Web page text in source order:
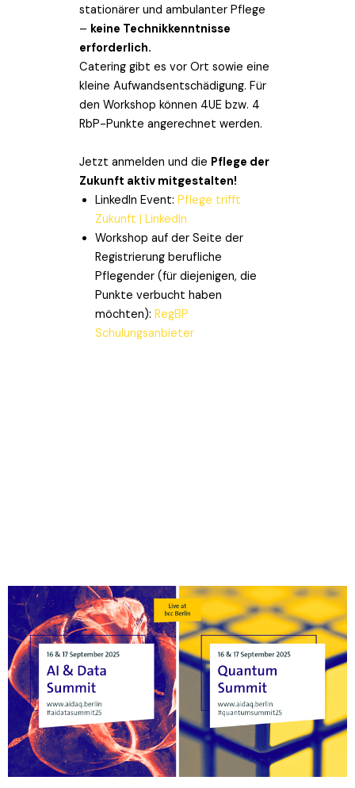
stationärer und ambulanter Pflege
– keine Technikkenntnisse
erforderlich.
Catering gibt es vor Ort sowie eine
kleine Aufwandsentschädigung. Für
den Workshop können 4UE bzw. 4
RbP-Punkte angerechnet werden.
Jetzt anmelden und die Pflege der
Zukunft aktiv mitgestalten!
LinkedIn Event: Pflege trifft
Zukunft | LinkedIn
Workshop auf der Seite der
Registrierung berufliche
Pflegender (für diejenigen, die
Punkte verbucht haben
möchten): RegBP
Schulungsanbieter